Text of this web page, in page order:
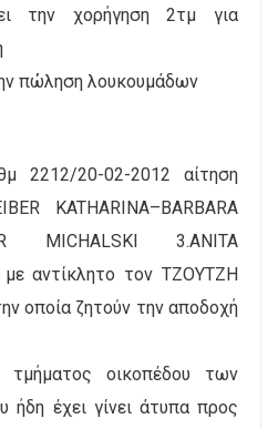
την χορήγηση 2τμ για
πώληση λουκουμάδων
2212/20-02-2012 αίτηση
KATHARINA–BARBARA
MICHALSKI 3.ANITA
με αντίκλητο τον ΤΖΟΥΤΖΗ
οποία ζητούν την αποδοχή
τμήματος οικοπέδου των
έχει γίνει άτυπα προς